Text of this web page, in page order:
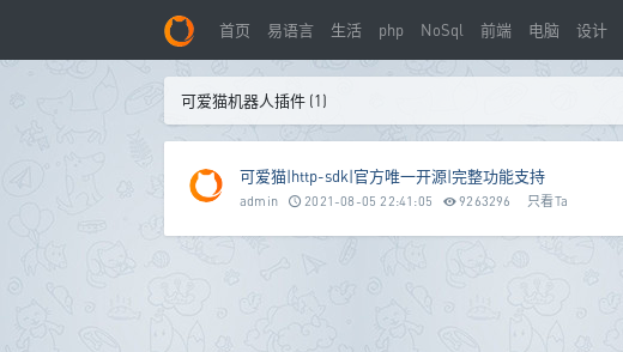
首页 易语言 生活 php NoSql 前端 电脑 设计
可爱猫机器人插件 (1)
可爱猫|http-sdk|官方唯一开源|完整功能支持
admin 2021-08-05 22:41:05 9263296 只看Ta